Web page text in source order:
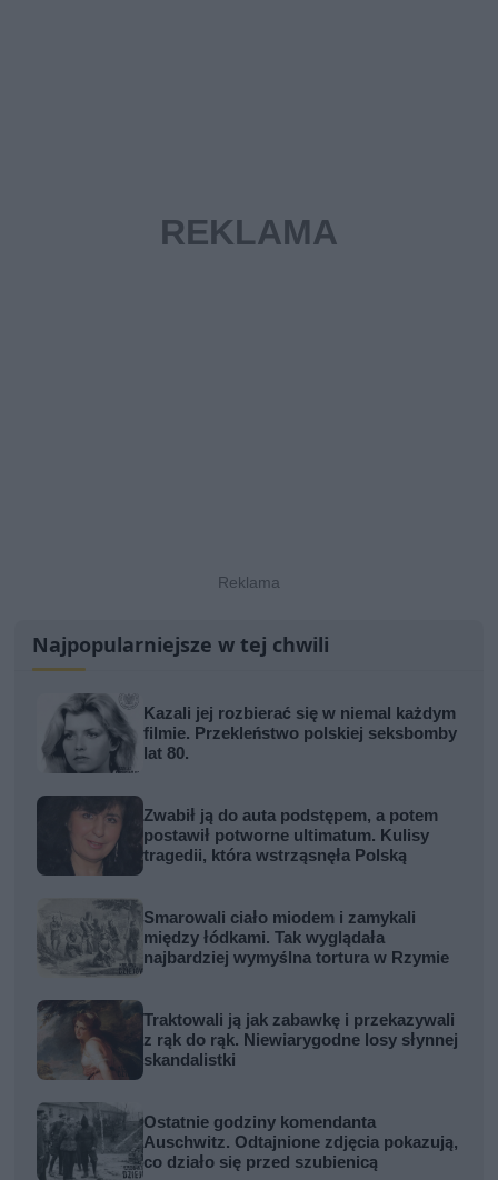
Najpopularniejsze w tej chwili
Kazali jej rozbierać się w niemal każdym
filmie. Przekleństwo polskiej seksbomby
lat 80.
Zwabił ją do auta podstępem, a potem
postawił potworne ultimatum. Kulisy
tragedii, która wstrząsnęła Polską
Smarowali ciało miodem i zamykali
między łódkami. Tak wyglądała
najbardziej wymyślna tortura w Rzymie
Traktowali ją jak zabawkę i przekazywali
z rąk do rąk. Niewiarygodne losy słynnej
skandalistki
Ostatnie godziny komendanta
Auschwitz. Odtajnione zdjęcia pokazują,
co działo się przed szubienicą